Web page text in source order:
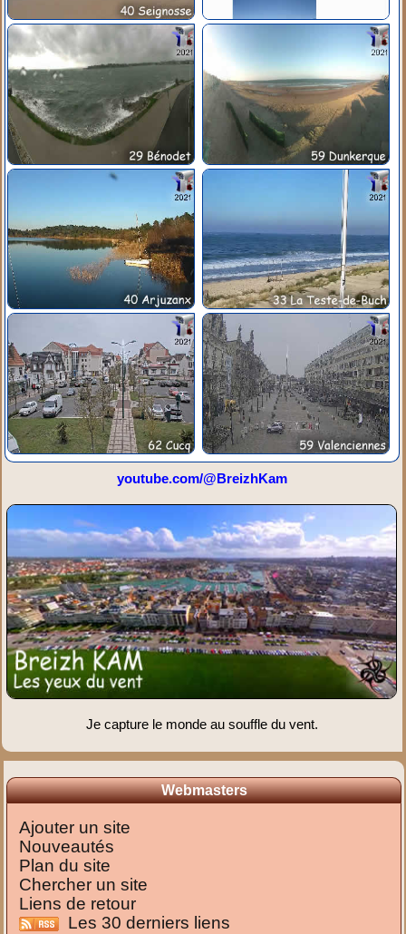
youtube.com/@BreizhKam
Je capture le monde au souffle du vent.
Webmasters
Ajouter un site
Nouveautés
Plan du site
Chercher un site
Liens de retour
Les 30 derniers liens